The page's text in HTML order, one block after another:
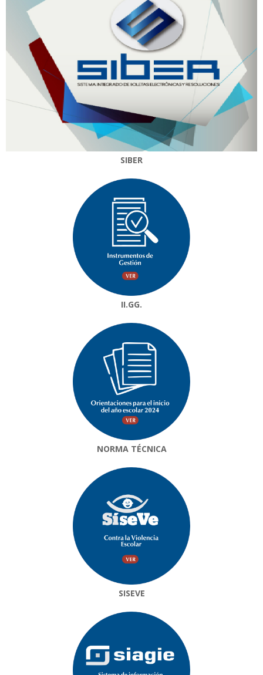
SIBER
II.GG.
NORMA TÉCNICA
SISEVE